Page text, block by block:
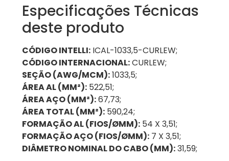
Especificações Técnicas
deste produto
CÓDIGO INTELLI: ICAL-1033,5-CURLEW;
CÓDIGO INTERNACIONAL:CURLEW;
SEÇÃO (AWG/MCM):1033,5;
ÁREA AL (MM²): 522,51;
ÁREA AÇO (MM²):67,73;
ÁREA TOTAL (MM²): 590,24;
FORMAÇÃO AL (FIOS/ØMM): 54 X 3,51;
FORMAÇÃO AÇO (FIOS/ØMM): 7 X 3,51;
DIÂMETRO NOMINAL DO CABO (MM):31,59;